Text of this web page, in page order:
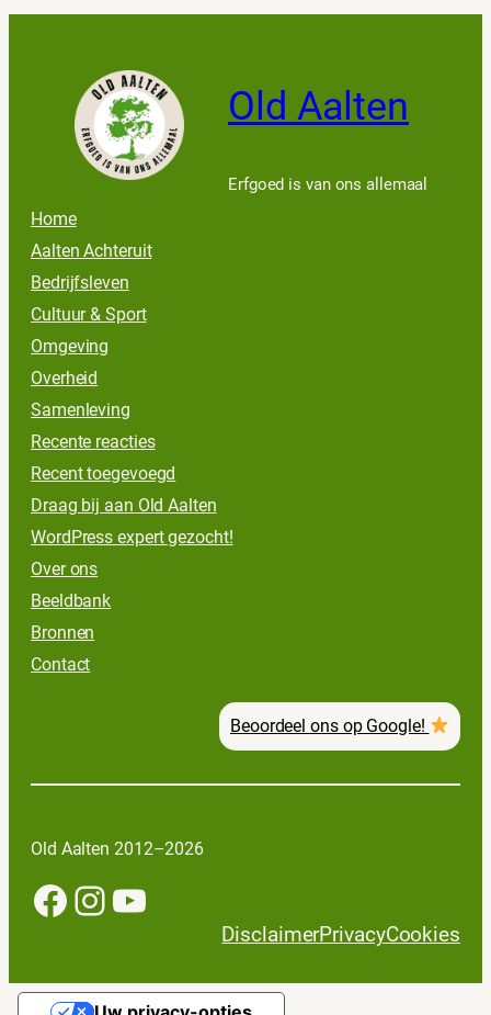
Old Aalten
Erfgoed is van ons allemaal
Home
Aalten Achteruit
Bedrijfsleven
Cultuur & Sport
Omgeving
Overheid
Samenleving
Recente reacties
Recent toegevoegd
Draag bij aan Old Aalten
WordPress expert gezocht!
Over ons
Beeldbank
Bronnen
Contact
Beoordeel ons op Google!
Old Aalten 2012–2026
Facebook InstagramYouTube
DisclaimerPrivacyCookies